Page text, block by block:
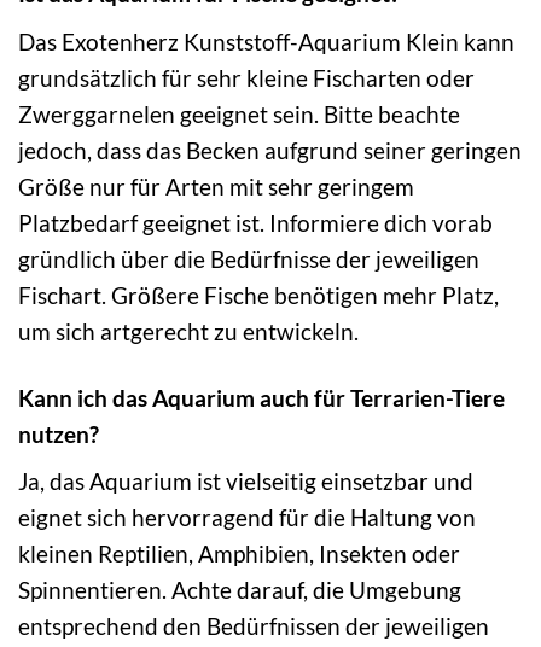
Das Exotenherz Kunststoff-Aquarium Klein kann
grundsätzlich für sehr kleine Fischarten oder
Zwerggarnelen geeignet sein. Bitte beachte
jedoch, dass das Becken aufgrund seiner geringen
Größe nur für Arten mit sehr geringem
Platzbedarf geeignet ist. Informiere dich vorab
gründlich über die Bedürfnisse der jeweiligen
Fischart. Größere Fische benötigen mehr Platz,
um sich artgerecht zu entwickeln.
Kann ich das Aquarium auch für Terrarien-Tiere
nutzen?
Ja, das Aquarium ist vielseitig einsetzbar und
eignet sich hervorragend für die Haltung von
kleinen Reptilien, Amphibien, Insekten oder
Spinnentieren. Achte darauf, die Umgebung
entsprechend den Bedürfnissen der jeweiligen